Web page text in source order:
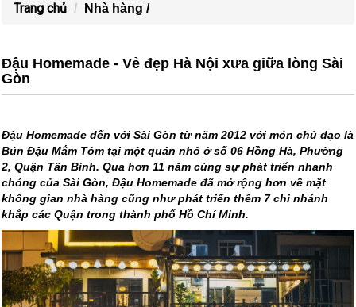
Trang chủ Nhà hàng /
Đậu Homemade - Vẻ đẹp Hà Nội xưa giữa lòng Sài
Gòn
Đậu Homemade đến với Sài Gòn từ năm 2012 với món chủ đạo là
Bún Đậu Mắm Tôm tại một quán nhỏ ở số 06 Hồng Hà, Phường
2, Quận Tân Bình. Qua hơn 11 năm cùng sự phát triển nhanh
chóng của Sài Gòn, Đậu Homemade đã mở rộng hơn về mặt
không gian nhà hàng cũng như phát triển thêm 7 chi nhánh
khắp các Quận trong thành phố Hồ Chí Minh.